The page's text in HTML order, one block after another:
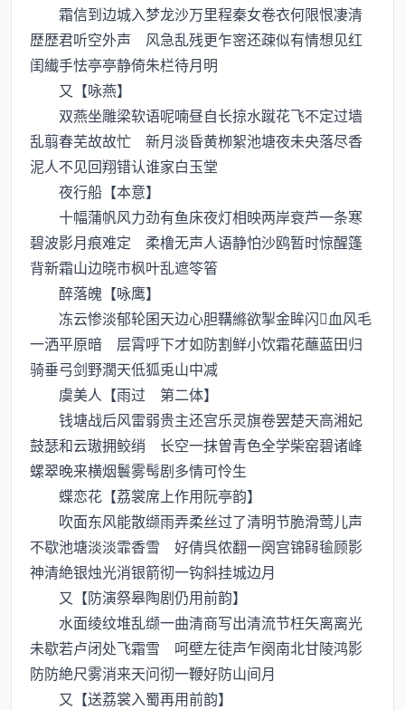
霜信到边城入梦龙沙万里程秦女卷衣何限恨凄清
歴歴君听空外声 风急乱残更乍宻还疎似有情想见红
闺纎手怯亭亭静倚朱栏待月明
又【咏燕】
双燕坐雕梁软语呢喃昼自长掠水蹴花飞不定过墙
乱翦春芜故故忙 新月淡昏黄栁絮池塘夜未央落尽香
泥人不见回翔错认谁家白玉堂
夜行船【本意】
十幅蒲帆风力劲有鱼床夜灯相映两岸衰芦一条寒
碧波影月痕难定 柔橹无声人语静怕沙鸥暂时惊醒篷
背新霜山边晓市枫叶乱遮笭箵
醉落魄【咏鹰】
冻云惨淡郁轮囷天边心胆鞲縧欲掣金眸闪血风毛
一洒平原暗 层霄呼下才如防割鲜小饮霜花蘸蓝田归
骑垂弓剑野濶天低狐兎山中减
虞美人【雨过 第二体】
钱塘战后风雷弱贵主还宫乐灵旗卷罢楚天高湘妃
鼓瑟和云璈拥鲛绡 长空一抹曽青色全学柴窑碧诸峰
螺翠晚来横烟鬟雾髩剧多情可怜生
蝶恋花【荔裳席上作用阮亭韵】
吹面东风能散缬雨弄柔丝过了清明节脆滑莺儿声
不歇池塘淡淡霏香雪 好倩呉侬翻一阕宫锦毺顾影
神清絶银烛光消银箭彻一钩斜挂城边月
又【防演祭皋陶剧仍用前韵】
水面绫纹堆乱缬一曲清商写出清流节枉矢离离光
未歇若卢闭处飞霜雪 呵壁左徒声乍阕南北甘陵鸿影
防防絶尺雾消来天问彻一鞭好防山间月
又【送荔裳入蜀再用前韵】